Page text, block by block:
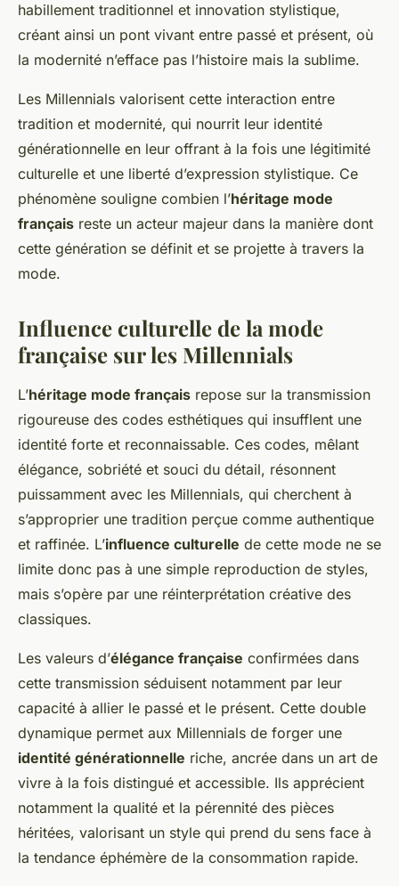
habillement traditionnel et innovation stylistique,
créant ainsi un pont vivant entre passé et présent, où
la modernité n’efface pas l’histoire mais la sublime.
Les Millennials valorisent cette interaction entre
tradition et modernité, qui nourrit leur identité
générationnelle en leur offrant à la fois une légitimité
culturelle et une liberté d’expression stylistique. Ce
phénomène souligne combien l’héritage mode
français reste un acteur majeur dans la manière dont
cette génération se définit et se projette à travers la
mode.
Influence culturelle de la mode
française sur les Millennials
L’héritage mode français repose sur la transmission
rigoureuse des codes esthétiques qui insufflent une
identité forte et reconnaissable. Ces codes, mêlant
élégance, sobriété et souci du détail, résonnent
puissamment avec les Millennials, qui cherchent à
s’approprier une tradition perçue comme authentique
et raffinée. L’influence culturelle de cette mode ne se
limite donc pas à une simple reproduction de styles,
mais s’opère par une réinterprétation créative des
classiques.
Les valeurs d’élégance française confirmées dans
cette transmission séduisent notamment par leur
capacité à allier le passé et le présent. Cette double
dynamique permet aux Millennials de forger une
identité générationnelle riche, ancrée dans un art de
vivre à la fois distingué et accessible. Ils apprécient
notamment la qualité et la pérennité des pièces
héritées, valorisant un style qui prend du sens face à
la tendance éphémère de la consommation rapide.